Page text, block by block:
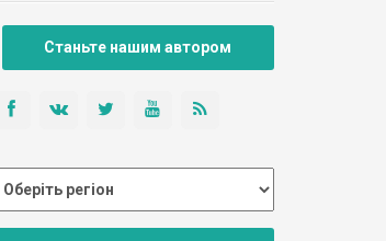
Станьте нашим автором